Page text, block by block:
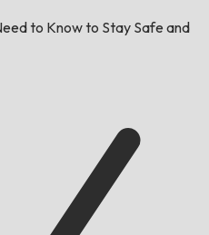
to Know to Stay Safe and